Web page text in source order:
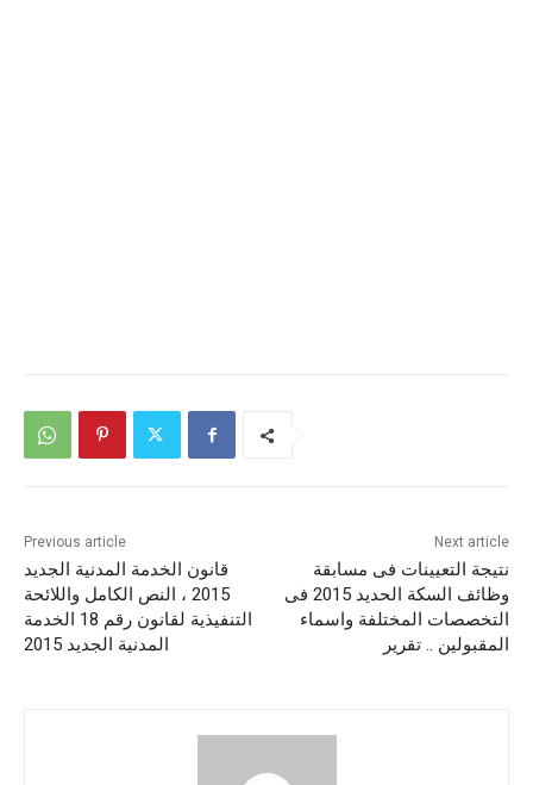
Previous article
قانون الخدمة المدنية الجديد
2015 ، النص الكامل واللائحة
التنفيذية لقانون رقم 18 الخدمة
المدنية الجديد 2015
Next article
نتيجة التعيينات فى مسابقة
وظائف السكة الحديد 2015 فى
التخصصات المختلفة واسماء
المقبولين .. تقرير